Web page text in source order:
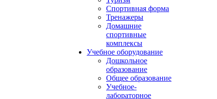
Спортивная форма
Тренажеры
Домашние
спортивные
комплексы
Учебное оборудование
Дошкольное
образование
Общее образование
Учебное-
лабораторное